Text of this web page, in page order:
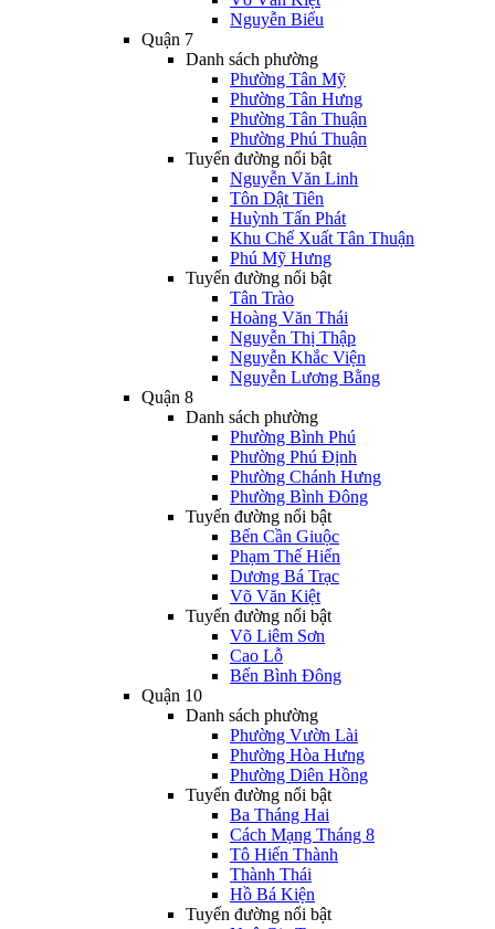
Nguyễn Biểu
Quận 7
Danh sách phường
Phường Tân Mỹ
Phường Tân Hưng
Phường Tân Thuận
Phường Phú Thuận
Tuyến đường nổi bật
Nguyễn Văn Linh
Tôn Dật Tiên
Huỳnh Tấn Phát
Khu Chế Xuất Tân Thuận
Phú Mỹ Hưng
Tuyến đường nổi bật
Tân Trào
Hoàng Văn Thái
Nguyễn Thị Thập
Nguyễn Khắc Viện
Nguyễn Lương Bằng
Quận 8
Danh sách phường
Phường Bình Phú
Phường Phú Định
Phường Chánh Hưng
Phường Bình Đông
Tuyến đường nổi bật
Bến Cần Giuộc
Phạm Thế Hiển
Dương Bá Trạc
Võ Văn Kiệt
Tuyến đường nổi bật
Võ Liêm Sơn
Cao Lỗ
Bến Bình Đông
Quận 10
Danh sách phường
Phường Vườn Lài
Phường Hòa Hưng
Phường Diên Hồng
Tuyến đường nổi bật
Ba Tháng Hai
Cách Mạng Tháng 8
Tô Hiến Thành
Thành Thái
Hồ Bá Kiện
Tuyến đường nổi bật